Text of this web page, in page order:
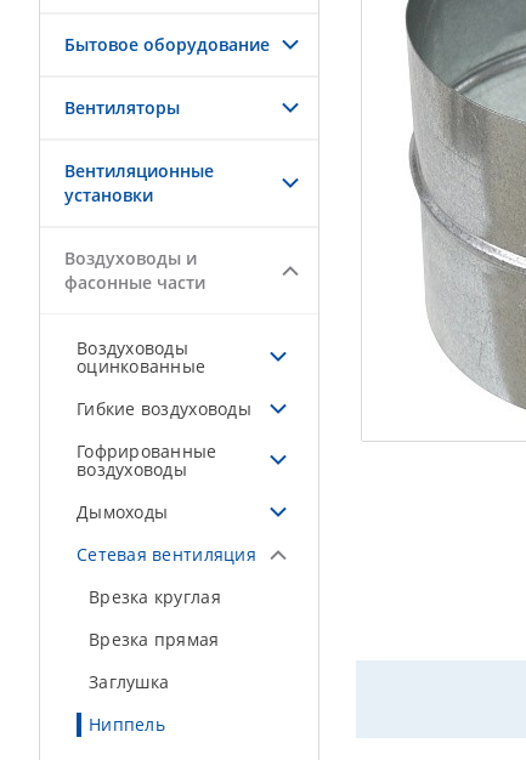
Бытовое оборудование
Вентиляторы
Вентиляционные
установки
Воздуховоды и
фасонные части
Воздуховоды
оцинкованные
Гибкие воздуховоды
Гофрированные
воздуховоды
Дымоходы
Сетевая вентиляция
Врезка круглая
Врезка прямая
Заглушка
Ниппель